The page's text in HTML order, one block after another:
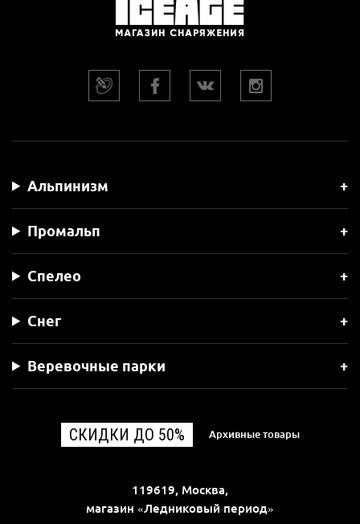
Альпинизм
Промальп
Спелео
Снег
Веревочные парки
СКИДКИ ДО 50% Архивные товары
119619, Москва,
магазин «Ледниковый период»